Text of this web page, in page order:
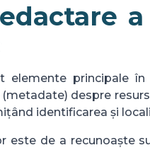
elemente principale
despre
identificarea și
este de a recunoaște